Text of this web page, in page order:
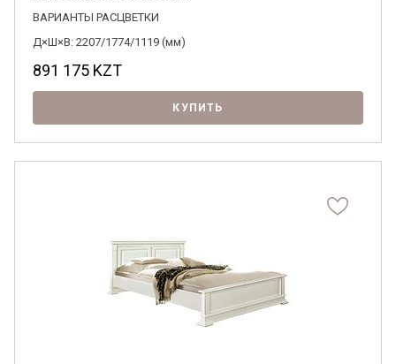
ВАРИАНТЫ РАСЦВЕТКИ
Д×Ш×В: 2207/1774/1119 (мм)
891 175 KZT
КУПИТЬ